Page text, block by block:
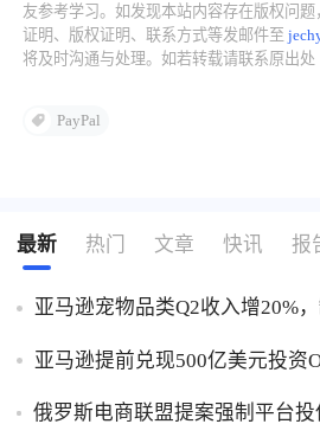
友参考学习。如发现本站内容存在版权问
证明、版权证明、联系方式等发邮件至
将及时沟通与处理。如若转载请联系原出处
PayPal
最新 热门 文章 快讯 报
亚马逊宠物品类Q2收入增20%
亚马逊提前兑现500亿美元投资
俄罗斯电商联盟提案强制平台